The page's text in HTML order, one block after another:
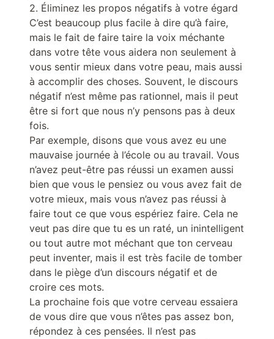
2. Éliminez les propos négatifs à votre égard
C’est beaucoup plus facile à dire qu’à faire,
mais le fait de faire taire la voix méchante
dans votre tête vous aidera non seulement à
vous sentir mieux dans votre peau, mais aussi
à accomplir des choses. Souvent, le discours
négatif n’est même pas rationnel, mais il peut
être si fort que nous n’y pensons pas à deux
fois.
Par exemple, disons que vous avez eu une
mauvaise journée à l’école ou au travail. Vous
n’avez peut-être pas réussi un examen aussi
bien que vous le pensiez ou vous avez fait de
votre mieux, mais vous n’avez pas réussi à
faire tout ce que vous espériez faire. Cela ne
veut pas dire que tu es un raté, un inintelligent
ou tout autre mot méchant que ton cerveau
peut inventer, mais il est très facile de tomber
dans le piège d’un discours négatif et de
croire ces mots.
La prochaine fois que votre cerveau essaiera
de vous dire que vous n’êtes pas assez bon,
répondez à ces pensées. Il n’est pas